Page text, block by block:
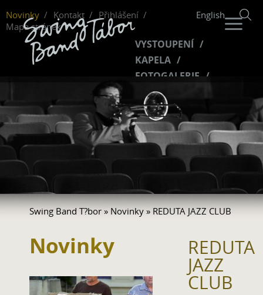
Novinky Kontakt
Přihlášení
Mapa stránek
English
VYSTOUPENÍ
KAPELA
FOTOGALERIE
HUDBA
FANKLUB
Swing Band T?bor » Novinky » REDUTA JAZZ CLUB
Novinky REDUTA
JAZZ
CLUB